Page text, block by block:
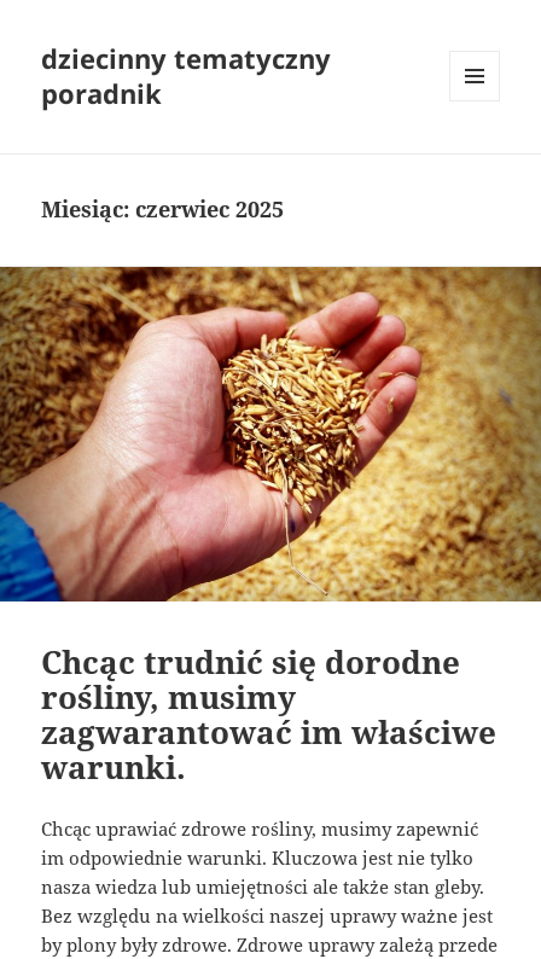
dziecinny tematyczny
poradnik
Miesiąc:czerwiec 2025
Chcąc trudnić się dorodne
rośliny, musimy
zagwarantować im właściwe
warunki.
Chcąc uprawiać zdrowe rośliny, musimy zapewnić
im odpowiednie warunki. Kluczowa jest nie tylko
nasza wiedza lub umiejętności ale także stan gleby.
Bez względu na wielkości naszej uprawy ważne jest
by plony były zdrowe. Zdrowe uprawy zależą przede